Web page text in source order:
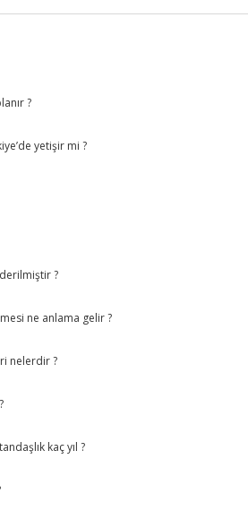
?
yetişir mi ?
?
ne anlama gelir ?
nelerdir ?
kaç yıl ?